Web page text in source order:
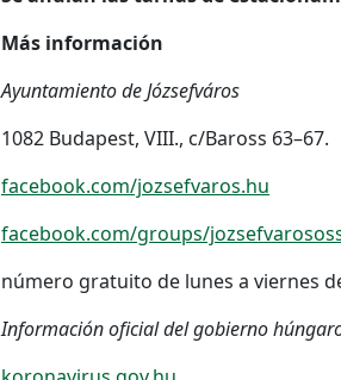
Más información
Ayuntamiento de Józsefváros
1082 Budapest, VIII., c/Baross 63–67.
facebook.com/jozsefvaros.hu
facebook.com/groups/
número gratuito de lunes a viernes
Información oficial del gobierno